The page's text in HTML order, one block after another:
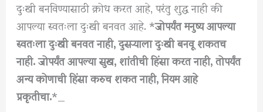
दुःखी बनविण्यासाठी क्रोध करत आहे, परंतु शुद्ध नाही की
आपल्या स्वतःला दुःखी बनवत आहे. *जोपर्यंत मनुष्य आपल्या
स्वतःला दुःखी बनवत नाही, दुसऱ्याला दुःखी बनवू शकतच
नाही. जोपर्यंत आपल्या सुख, शांतीची हिंसा करत नाही, तोपर्यंत
अन्य कोणाची हिंसा करुच शकत नाही, नियम आहे
प्रकृतीचा.*_